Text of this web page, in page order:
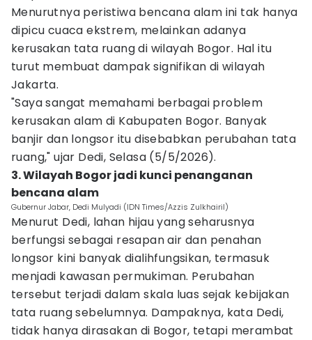
Menurutnya peristiwa bencana alam ini tak hanya
dipicu cuaca ekstrem, melainkan adanya
kerusakan tata ruang di wilayah Bogor. Hal itu
turut membuat dampak signifikan di wilayah
Jakarta.
"Saya sangat memahami berbagai problem
kerusakan alam di Kabupaten Bogor. Banyak
banjir dan longsor itu disebabkan perubahan tata
ruang," ujar Dedi, Selasa (5/5/2026).
3. Wilayah Bogor jadi kunci penanganan
bencana alam
Gubernur Jabar, Dedi Mulyadi (IDN Times/Azzis Zulkhairil)
Menurut Dedi, lahan hijau yang seharusnya
berfungsi sebagai resapan air dan penahan
longsor kini banyak dialihfungsikan, termasuk
menjadi kawasan permukiman. Perubahan
tersebut terjadi dalam skala luas sejak kebijakan
tata ruang sebelumnya. Dampaknya, kata Dedi,
tidak hanya dirasakan di Bogor, tetapi merambat